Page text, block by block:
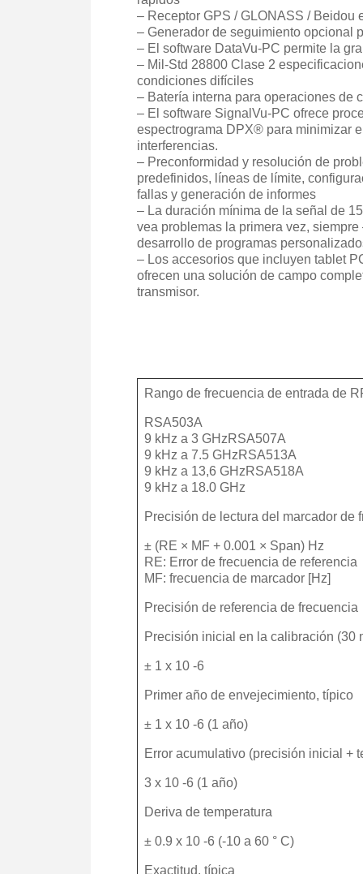
– Receptor GPS / GLONASS / Beidou
– Generador de seguimiento opcional
– El software DataVu-PC permite la
– Mil-Std 28800 Clase 2
condiciones difíciles
– Batería interna para operaciones de
– El software SignalVu-PC ofrece
espectrograma DPX® para minimizar
interferencias.
– Preconformidad y resolución de
predefinidos, líneas de límite,
fallas y generación de informes
– La duración mínima de la señal de
vea problemas la primera vez,
desarrollo de programas
– Los accesorios que incluyen tablet
ofrecen una solución de campo
transmisor.
Rango de frecuencia de entrada de
RSA503A
9 kHz a 3 GHzRSA507A
9 kHz a 7.5 GHzRSA513A
9 kHz a 13,6 GHzRSA518A
9 kHz a 18.0 GHz
Precisión de lectura del marcador de
± (RE × MF + 0.001 × Span) Hz
RE: Error de frecuencia de referencia
MF: frecuencia de marcador [Hz]
Precisión de referencia de frecuencia
Precisión inicial en la calibración (30
± 1 x 10 -6
Primer año de envejecimiento, típico
± 1 x 10 -6 (1 año)
Error acumulativo (precisión inicial +
3 x 10 -6 (1 año)
Deriva de temperatura
± 0.9 x 10 -6 (-10 a 60 ° C)
Exactitud, típica